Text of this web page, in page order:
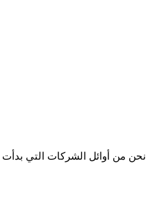
نحن من أوائل الشركات التي